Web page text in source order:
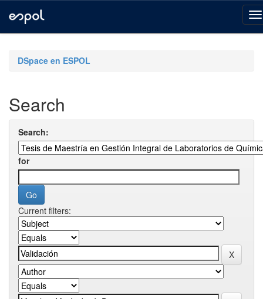
navigationDSpace en ESPOL
Search
Search:
for
Current filters: